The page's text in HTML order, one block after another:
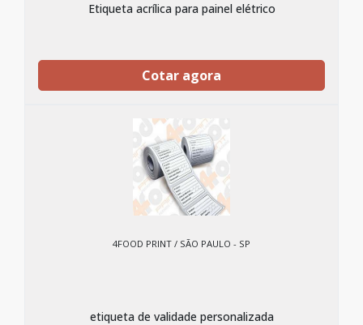
Etiqueta acrílica para painel elétrico
Cotar agora
4FOOD PRINT / SÃO PAULO - SP
etiqueta de validade personalizada